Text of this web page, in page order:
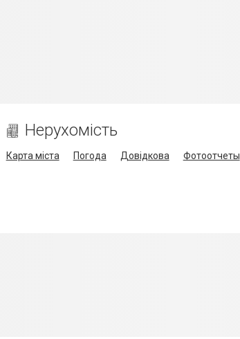
Нерухомість
Карта міста Погода Довідкова
Фотоотчеты